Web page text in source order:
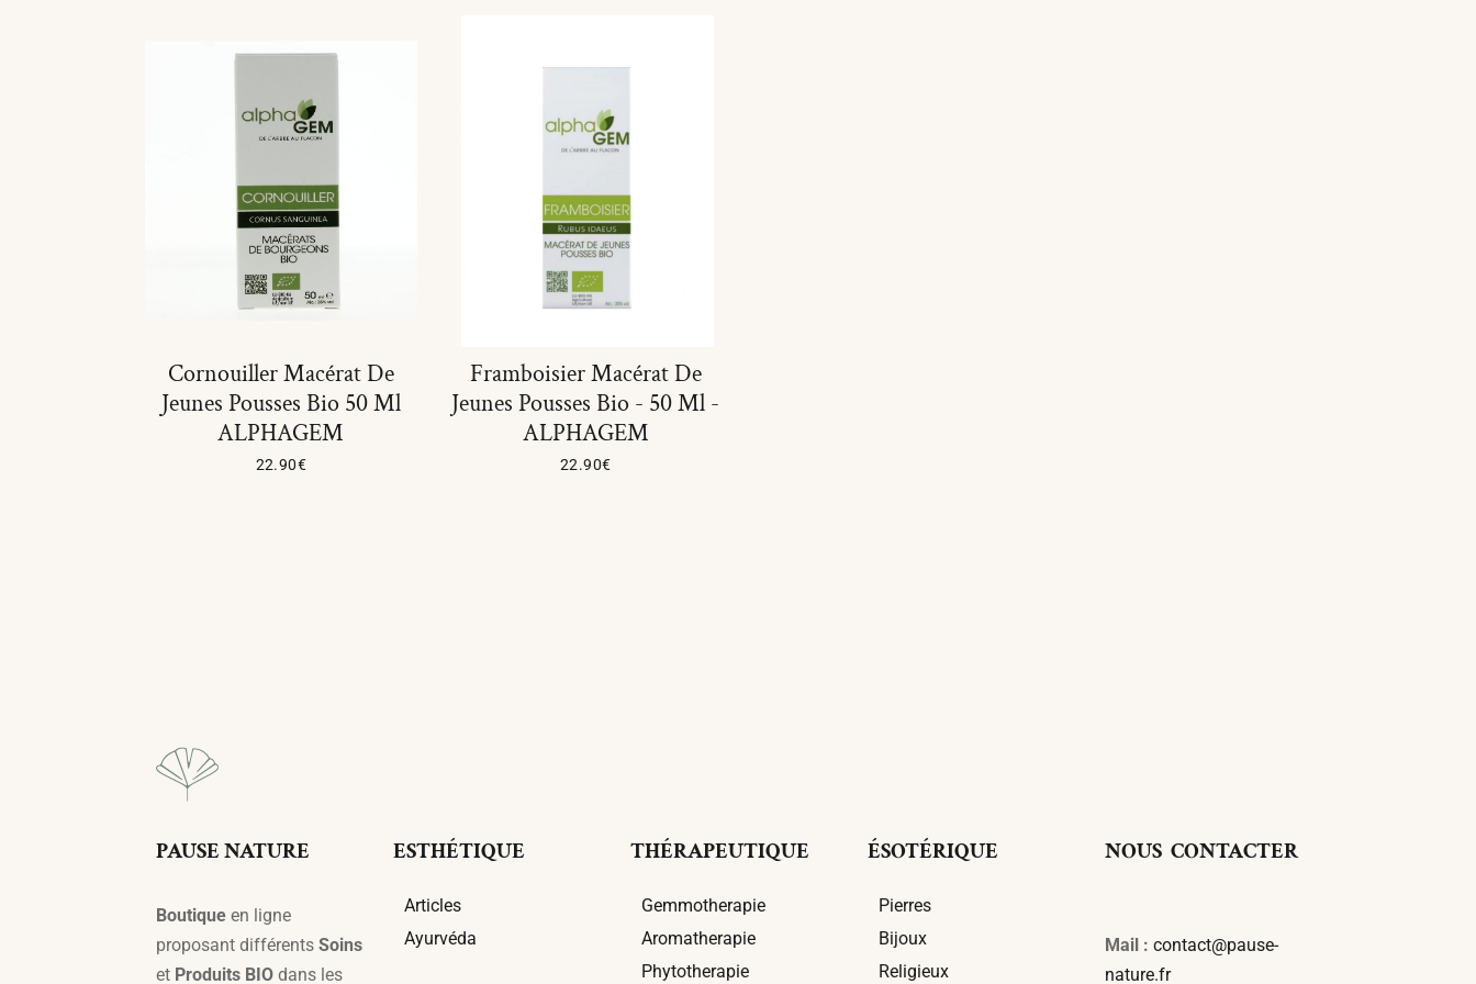
Cornouiller Macérat De
Jeunes Pousses Bio 50 Ml
ALPHAGEM
22.90€
Framboisier Macérat De
Jeunes Pousses Bio - 50 Ml -
ALPHAGEM
22.90€
PAUSE NATURE
Boutique en ligne
proposant différents Soins
et Produits BIO dans les
ESTHÉTIQUE
Articles
Ayurvéda
THÉRAPEUTIQUE
Gemmotherapie
Aromatherapie
Phytotherapie
ÉSOTÉRIQUE
Pierres
Bijoux
Religieux
NOUS CONTACTER
Mail : contact@pause-
nature.fr